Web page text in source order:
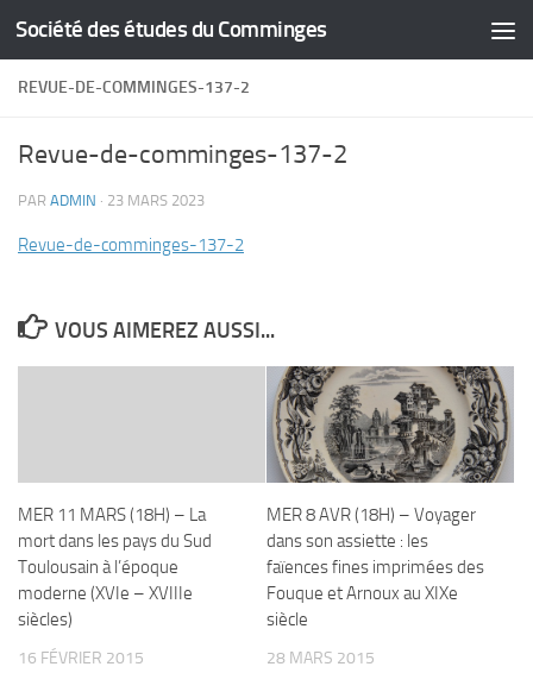
Skip to content
Société des études du Comminges
REVUE-DE-COMMINGES-137-2
Revue-de-comminges-137-2
PAR ADMIN · 23 MARS 2023
Revue-de-comminges-137-2
VOUS AIMEREZ AUSSI...
MER 11 MARS (18H) – La
mort dans les pays du Sud
Toulousain à l’époque
moderne (XVIe – XVIIIe
siècles)
16 FÉVRIER 2015
MER 8 AVR (18H) – Voyager
dans son assiette : les
faïences fines imprimées des
Fouque et Arnoux au XIXe
siècle
28 MARS 2015